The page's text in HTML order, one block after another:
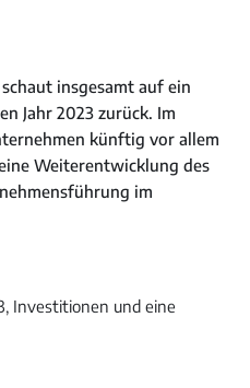
insgesamt auf ein
Jahr 2023 zurück. Im
künftig vor allem
Weiterentwicklung des
im